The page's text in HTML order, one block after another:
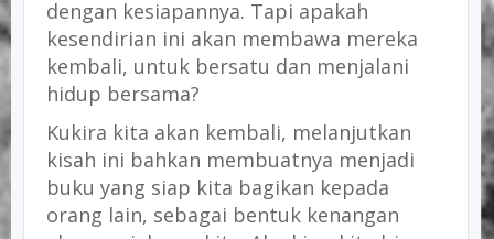
dengan kesiapannya. Tapi apakah
kesendirian ini akan membawa mereka
kembali, untuk bersatu dan menjalani
hidup bersama?
Kukira kita akan kembali, melanjutkan
kisah ini bahkan membuatnya menjadi
buku yang siap kita bagikan kepada
orang lain, sebagai bentuk kenangan